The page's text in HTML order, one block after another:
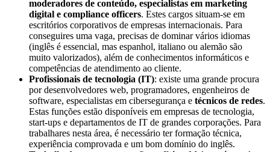
moderadores de conteúdo, especialistas em marketing
digital e compliance officers. Estes cargos situam-se em
escritórios corporativos de empresas internacionais. Para
conseguires uma vaga, precisas de dominar vários idiomas
(inglês é essencial, mas espanhol, italiano ou alemão são
muito valorizados), além de conhecimentos informáticos e
competências de atendimento ao cliente.
Profissionais de tecnologia (IT): existe uma grande procura
por desenvolvedores web, programadores, engenheiros de
software, especialistas em cibersegurança e técnicos de redes.
Estas funções estão disponíveis em empresas de tecnologia,
start-ups e departamentos de IT de grandes corporações. Para
trabalhares nesta área, é necessário ter formação técnica,
experiência comprovada e um bom domínio do inglês.